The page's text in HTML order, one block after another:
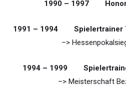
1990 – 1997
1991 – 1994 Spielertrainer
–>
1994 – 1999
–> Meisterschaft